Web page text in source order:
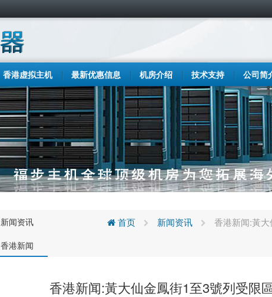
香港虚拟主机 最新优惠信息 机房介绍 技术支持 公司简
新闻资讯
香港新闻
首页 新闻资讯 香港新闻:黃
香港新闻:黃大仙金鳳街1至3號列受限